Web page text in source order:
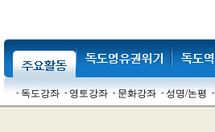
독도강좌 영토강좌 문화강좌 성명/논평